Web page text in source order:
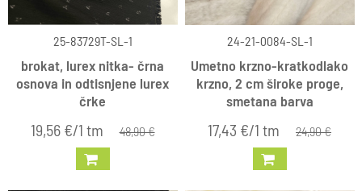
25-83729T-SL-1
brokat, lurex nitka- črna
osnova in odtisnjene lurex
črke
19,56 €/1 tm 48,90 €
24-21-0084-SL-1
Umetno krzno-kratkodlako
krzno, 2 cm široke proge,
smetana barva
17,43 €/1 tm 24,90 €